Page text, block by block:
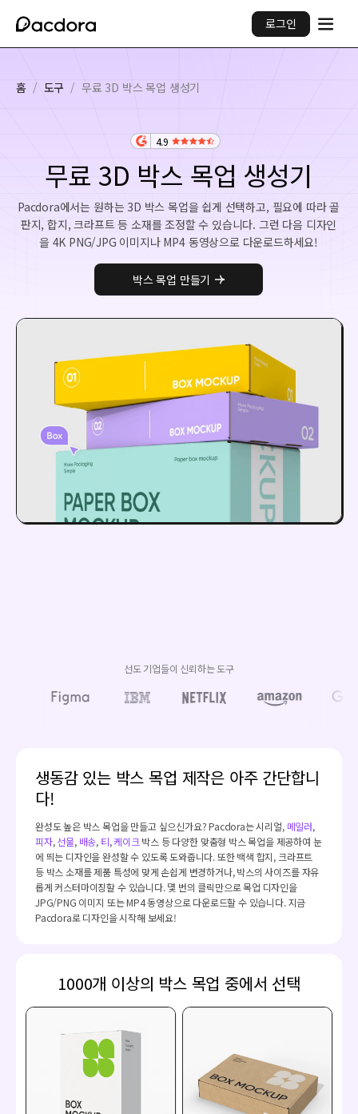
로그인
홈 / 도구 / 무료 3D 박스 목업 생성기
4.9
무료 3D 박스 목업 생성기
Pacdora에서는 원하는 3D 박스 목업을 쉽게 선택하고, 필요에 따라 골
판지, 합지, 크라프트 등 소재를 조정할 수 있습니다. 그런 다음 디자인
을 4K PNG/JPG 이미지나 MP4 동영상으로 다운로드하세요!
박스 목업 만들기
선도 기업들이 신뢰하는 도구
생동감 있는 박스 목업 제작은 아주 간단합니
다!
완성도 높은 박스 목업을 만들고 싶으신가요? Pacdora는 시리얼, 메일러,
피자,선물, 배송, 티,케이크 박스 등 다양한 맞춤형 박스 목업을 제공하여 눈
에 띄는 디자인을 완성할 수 있도록 도와줍니다. 또한 백색 합지, 크라프트
등 박스 소재를 제품 특성에 맞게 손쉽게 변경하거나, 박스의 사이즈를 자유
롭게 커스터마이징할 수 있습니다. 몇 번의 클릭만으로 목업 디자인을
JPG/PNG 이미지 또는 MP4 동영상으로 다운로드할 수 있습니다. 지금
Pacdora로 디자인을 시작해 보세요!
1000개 이상의 박스 목업 중에서 선택